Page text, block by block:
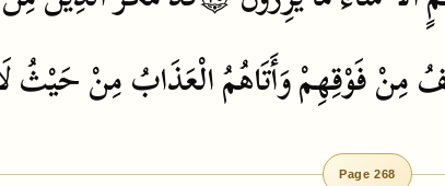
مِنْفَوْقِهِمْوَأَتَاهُمُالْعَذَابُمِنْحَيْثُ
Page 268